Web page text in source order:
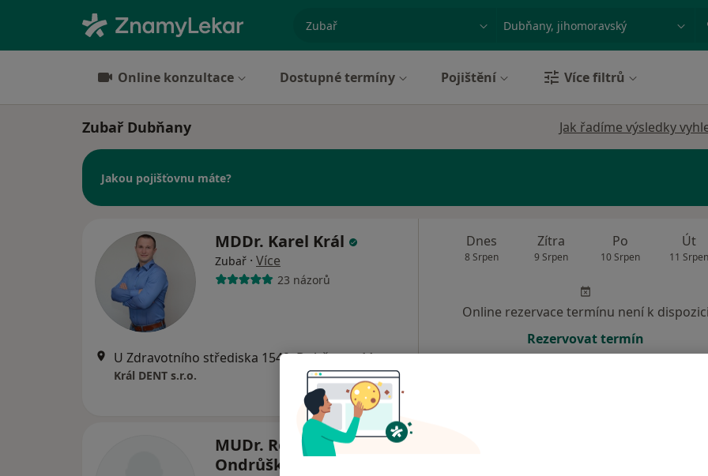
specializace, nemoc nebo příjmení Město nebo region
Online konzultace Dostupné termíny Pojištění Více filtrů
Zubař Dubňany Jak řadíme výsledky
Jakou pojišťovnu máte?
MDDr. Karel Král
Zubař · Více
23 názorů
U Zdravotního střediska 1542, Dubňany•Mapa
Král DENT s.r.o.
Dnes
8 Srpen
Zítra
9 Srpen
Po
10 Srpen
Út
11 Srpen
Online rezervace termínu není k dispozici
Rezervovat termín
MUDr. Renata
Ondrůšková